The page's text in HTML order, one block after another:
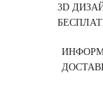
3D